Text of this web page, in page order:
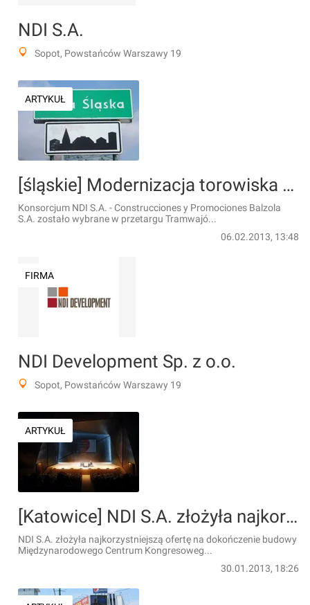
NDI S.A.
Sopot, Powstańców Warszawy 19
ARTYKUŁ
[śląskie] Modernizacja torowiska w Rudzie Śląskiej za 20 milionów zł
Konsorcjum NDI S.A. - Construcciones y Promociones Balzola
S.A. zostało wybrane w przetargu Tramwajó...
06.02.2013, 13:48
FIRMA
NDI Development Sp. z o.o.
Sopot, Powstańców Warszawy 19
ARTYKUŁ
[Katowice] NDI S.A. złożyła najkorzystniejszą ofertę na dokończenie budowy MCK w Katowicach
NDI S.A. złożyła najkorzystniejszą ofertę na dokończenie budowy
Międzynarodowego Centrum Kongresoweg...
30.01.2013, 18:26